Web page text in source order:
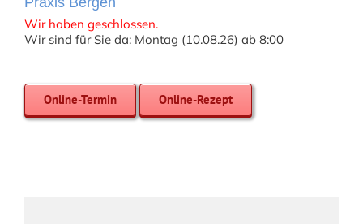
Wir haben geschlossen.
Wir sind für Sie da: Montag (10.08.26) ab 8:00
Online-Termin Online-Rezept